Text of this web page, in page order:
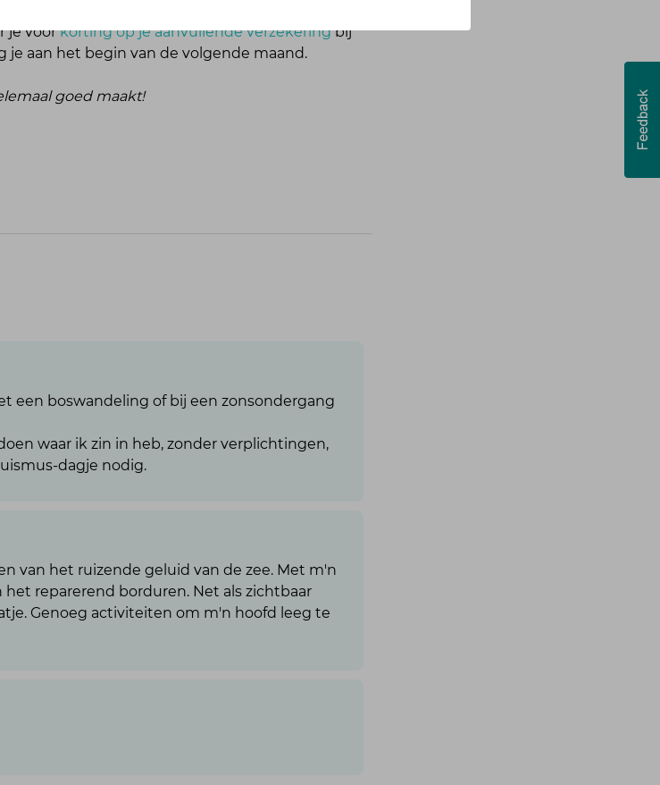
je voorkorting op je aanvullende verzekeringbij
je aan het begin van de volgende maand.
goed maakt!
een boswandeling of bij een zonsondergang
waar ik zin in heb, zonder verplichtingen,
dagje nodig.
van het ruizende geluid van de zee. Met m'n
reparerend borduren. Net als zichtbaar
Genoeg activiteiten om m'n hoofd leeg te